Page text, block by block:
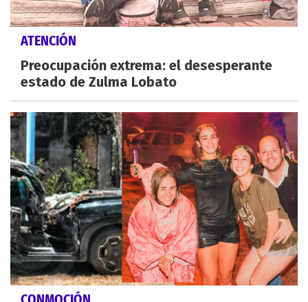
ATENCIÓN
Preocupación extrema: el desesperante
estado de Zulma Lobato